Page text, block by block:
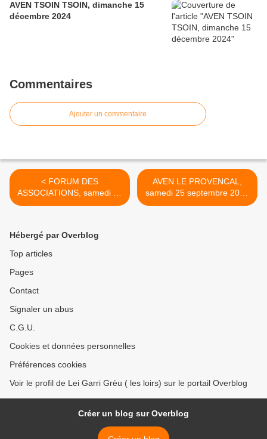
AVEN TSOIN TSOIN, dimanche 15
décembre 2024
Commentaires
Ajouter un commentaire
< FORUM DES
ASSOCIATIONS, samedi 11
septembre 2021
AVEN LE PROVENCAL,
samedi 25 septembre 2021
>
Hébergé par Overblog
Top articles
Pages
Contact
Signaler un abus
C.G.U.
Cookies et données personnelles
Préférences cookies
Voir le profil de Lei Garri Grèu ( les loirs) sur le portail Overblog
Créer un blog sur Overblog